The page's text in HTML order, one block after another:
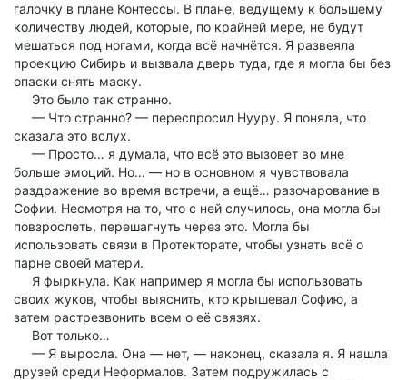
галочку в плане Контессы. В плане, ведущему к большему
количеству людей, которые, по крайней мере, не будут
мешаться под ногами, когда всё начнётся. Я развеяла
проекцию Сибирь и вызвала дверь туда, где я могла бы без
опаски снять маску.
Это было так странно.
— Что странно? — переспросил Нууру. Я поняла, что
сказала это вслух.
— Просто… я думала, что всё это вызовет во мне
больше эмоций. Но… — но в основном я чувствовала
раздражение во время встречи, а ещё… разочарование в
Софии. Несмотря на то, что с ней случилось, она могла бы
повзрослеть, перешагнуть через это. Могла бы
использовать связи в Протекторате, чтобы узнать всё о
парне своей матери.
Я фыркнула. Как например я могла бы использовать
своих жуков, чтобы выяснить, кто крышевал Софию, а
затем растрезвонить всем о её связях.
Вот только…
— Я выросла. Она — нет, — наконец, сказала я. Я нашла
друзей среди Неформалов. Затем подружилась с